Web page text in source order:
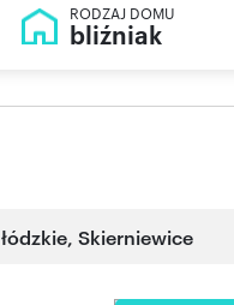
RODZAJ DOMU
bliźniak
łódzkie,Skierniewice